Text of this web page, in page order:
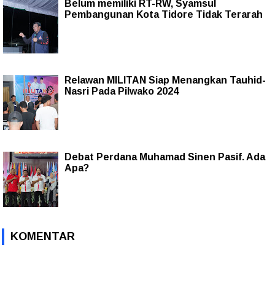
Belum memiliki RT-RW, Syamsul
Pembangunan Kota Tidore Tidak Terarah
Relawan MILITAN Siap Menangkan Tauhid-
Nasri Pada Pilwako 2024
Debat Perdana Muhamad Sinen Pasif. Ada
Apa?
KOMENTAR